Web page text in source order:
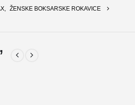
, ŽENSKE BOKSARSKE ROKAVICE